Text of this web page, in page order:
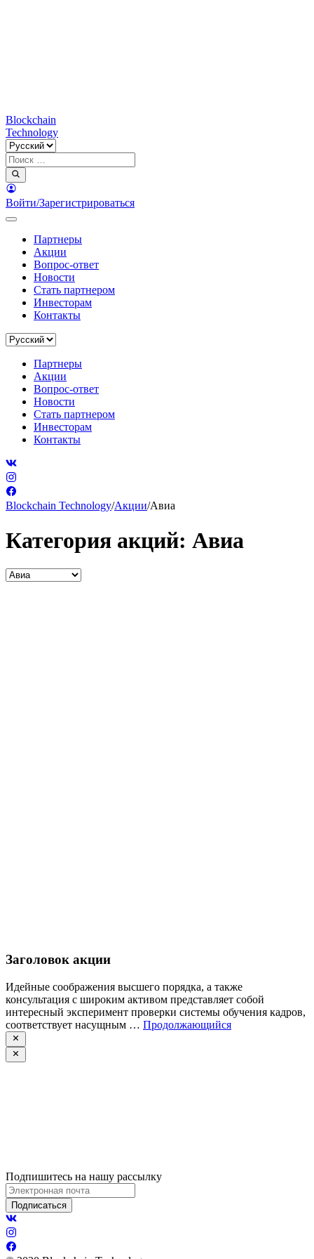
Blockchain
Technology
Войти/Зарегистрироваться
Партнеры
Акции
Вопрос-ответ
Новости
Стать партнером
Инвесторам
Контакты
Партнеры
Акции
Вопрос-ответ
Новости
Стать партнером
Инвесторам
Контакты
Blockchain Technology/Акции/Авиа
Категория акций: Авиа
Заголовок акции
Идейные соображения высшего порядка, а также
консультация с широким активом представляет собой
интересный эксперимент проверки системы обучения кадров,
соответствует насущным … Продолжающийся
Подпишитесь на нашу рассылку
Подписаться